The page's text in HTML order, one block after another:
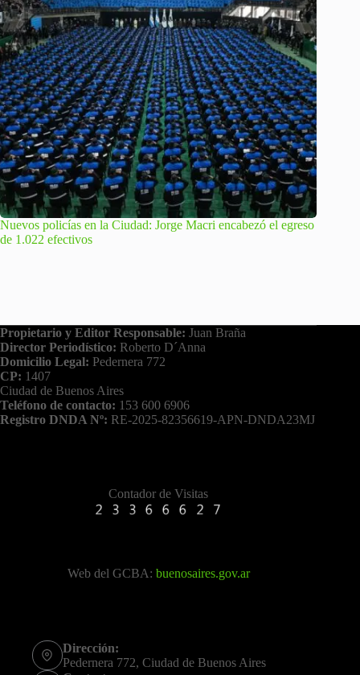
Nuevos policías en la Ciudad: Jorge Macri encabezó el egreso
de 1.022 efectivos
Propietario y Editor Responsable: Juan Braña
Director Periodístico: Roberto D´Anna
Domicilio Legal: Pedernera 772
CP: 1407
Ciudad de Buenos Aires
Teléfono de contacto: 153 600 6906
Registro DNDA Nº: RE-2025-82356619-APN-DNDA23MJ
Contador de Visitas
Web del GCBA: buenosaires.gov.ar
Dirección:
Pedernera 772, Ciudad de Buenos Aires